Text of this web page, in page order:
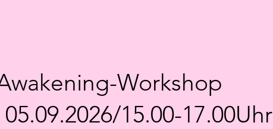
Workshop
15.00-17.00Uhr